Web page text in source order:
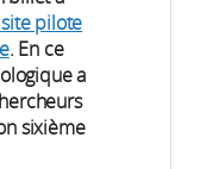
pilote
. En ce
a
sixième